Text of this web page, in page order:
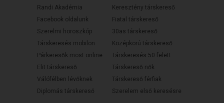
Randi Akadémia
Facebook oldalunk
Szerelmi horoszkóp
Társkeresés mobilon
Párkeresők most online
Elit társkereső
Válófélben lévőknek
Diplomás társkereső
Keresztény társkereső
Fiatal társkereső
30as társkereső
Középkorú társkereső
Társkeresés 50 felett
Társkereső nők
Társkereső férfiak
Szerelem első keresésre